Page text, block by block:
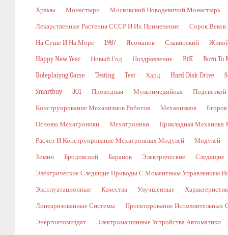
Храмы Монастыри Московский Новодевичий Монастырь
Лекарственные Растения СССР И Их Применение Сорок Веков
На Суше И На Море 1987 Ясоманов Славинский
Happy New Year Новый Год Поздравление BtK Born To
Roleplaiyng Game Testing Test Хард Hard Disk Drive
Smartbuy 301 Проводная Мультимедийная Подсветкой
Конструирование Механизмов Роботов Механизмов
Основы Мехатроники Мехатроники Прикладная Механика
Расчет И Конструирование Мехатронных Модулей Модулей
Зимин Бродовский Баранов Электрические Следящие
Электрические Следящие Приводы С Моментным Управлением
Эксплуатационные Качества Улучшенные
Линеаризованные Системы Проектирование Исполнительных
Энергоатомиздат Электромашинные Устройства Автоматики